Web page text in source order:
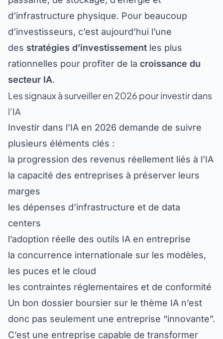
d’infrastructure physique. Pour beaucoup
d’investisseurs, c’est aujourd’hui l’une
des stratégies d’investissement les plus
rationnelles pour profiter de la croissance du
secteur IA
Les signaux à surveiller en 2026 pour investir dans
l’IA
Investir dans l’IA en 2026 demande de suivre
plusieurs éléments clés :
la progression des revenus réellement liés à l’IA
la capacité des entreprises à préserver leurs
marges
les dépenses d’infrastructure et de data
centers
l’adoption réelle des outils IA en entreprise
la concurrence internationale sur les modèles,
les puces et le cloud
les contraintes réglementaires et de conformité
Un bon dossier boursier sur le thème IA n’est
donc pas seulement une entreprise “innovante”.
C’est une entreprise capable de transformer